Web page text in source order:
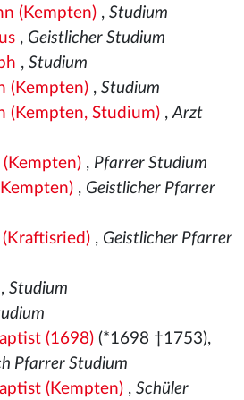
(Kempten), Studium
, Geistlicher Studium
, Studium
(Kempten), Studium
(Kempten, Studium),Arzt
(Kempten), Pfarrer Studium
, Geistlicher Pfarrer
(Kraftisried), Geistlicher Pfarrer
, Studium
(1698)(*1698 †1753),
Pfarrer Studium
(Kempten), Schüler